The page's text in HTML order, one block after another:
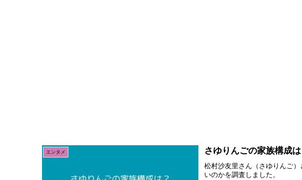
エンタメ さゆりんごの家族構成
松村沙友里さん（さゆりんご
いのかを調査しました。